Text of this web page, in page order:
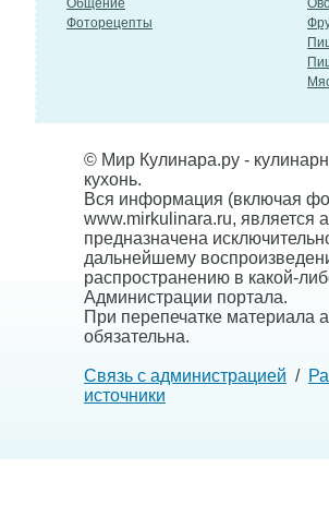
Общение
Фоторецепты
© Мир Кулинара.ру -
кухонь.
Вся информация (включая
www.mirkulinara.ru, является
предназначена
дальнейшему
распространению в какой-
Администрации портала.
При перепечатке материала
обязательна.
Связь с администрацией /
источники